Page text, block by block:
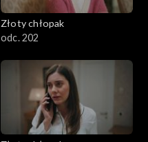
Złoty chłopak
odc. 202